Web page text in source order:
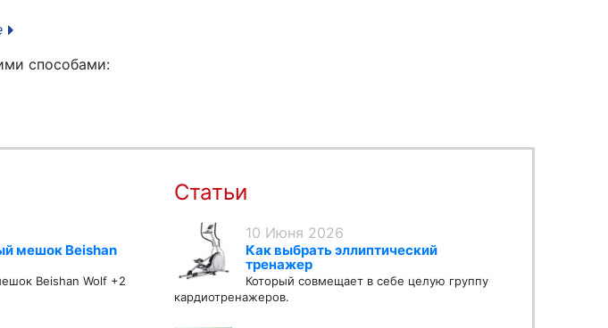
способами:
мешок Beishan
Beishan Wolf +2
Статьи
10 Июня 2026
Как выбрать эллиптический
тренажер
Который совмещает в себе целую группу
кардиотренажеров.